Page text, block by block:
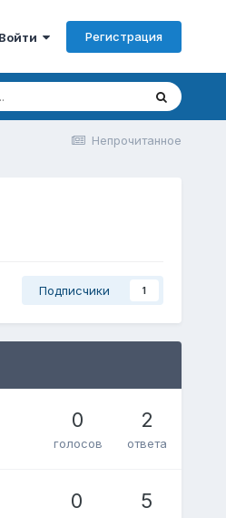
Войти Регистрация
Непрочитанное
Подписчики 1
0
голосов
2
ответа
0 5